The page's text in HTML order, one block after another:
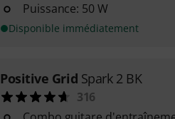
Puissance: 50 W
Disponible immédiatement
Positive Grid Spark 2 BK
316